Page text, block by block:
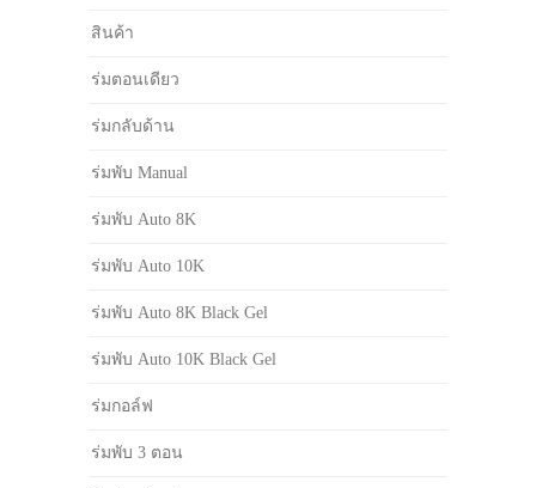
สินค้า
ร่มตอนเดียว
ร่มกลับด้าน
ร่มพับ Manual
ร่มพับ Auto 8K
ร่มพับ Auto 10K
ร่มพับ Auto 8K Black Gel
ร่มพับ Auto 10K Black Gel
ร่มกอล์ฟ
ร่มพับ 3 ตอน